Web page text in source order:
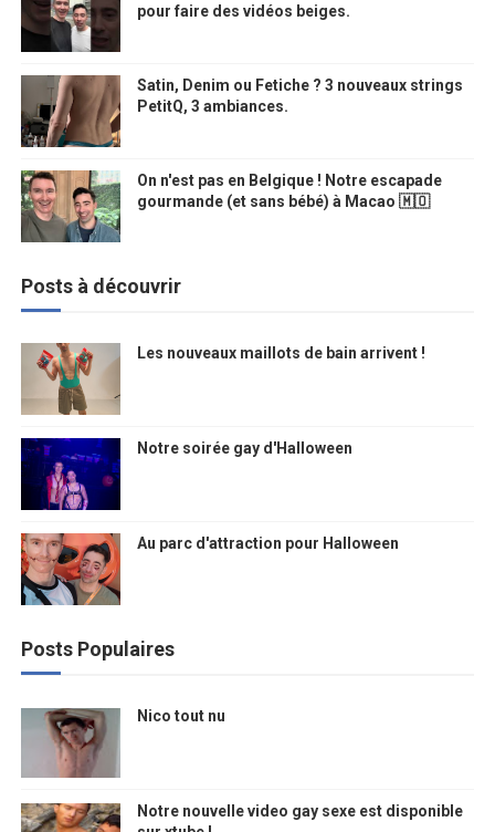
pour faire des vidéos beiges.
Satin, Denim ou Fetiche ? 3 nouveaux strings
PetitQ, 3 ambiances.
On n'est pas en Belgique ! Notre escapade
gourmande (et sans bébé) à Macao 🇲🇴
Posts à découvrir
Les nouveaux maillots de bain arrivent !
Notre soirée gay d'Halloween
Au parc d'attraction pour Halloween
Posts Populaires
Nico tout nu
Notre nouvelle video gay sexe est disponible